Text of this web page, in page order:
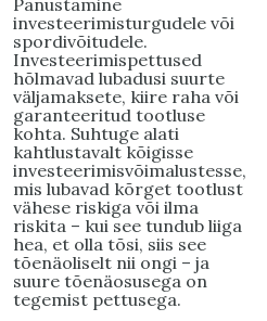
Panustamine
investeerimisturgudele või
spordivõitudele.
Investeerimispettused
hõlmavad lubadusi suurte
väljamaksete, kiire raha või
garanteeritud tootluse
kohta. Suhtuge alati
kahtlustavalt kõigisse
investeerimisvõimalustesse,
mis lubavad kõrget tootlust
vähese riskiga või ilma
riskita – kui see tundub liiga
hea, et olla tõsi, siis see
tõenäoliselt nii ongi – ja
suure tõenäosusega on
tegemist pettusega.